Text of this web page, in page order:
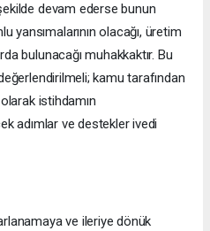
devam ederse bunun
olacağı, üretim
bulunacağı muhakkaktır. Bu
kamu tarafından
istihdamın
adımlar ve destekler ivedi
ve ileriye dönük